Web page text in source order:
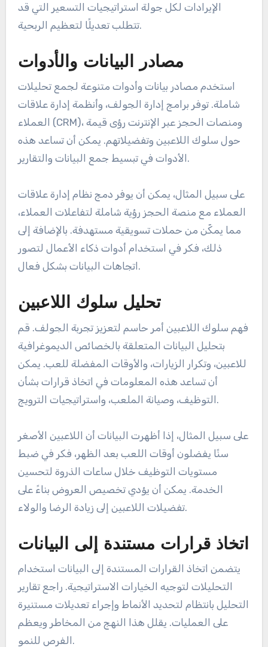
الإيرادات لكل جولة استراتيجيات التسعير التي قد
تتطلب تعديلًا لتعظيم الربحية.
مصادر البيانات والأدوات
استخدم مصادر بيانات وأدوات متنوعة لجمع تحليلات
شاملة. توفر برامج إدارة الجولف، وأنظمة إدارة علاقات
العملاء (CRM)، ومنصات الحجز عبر الإنترنت رؤى قيمة
حول سلوك اللاعبين وتفضيلاتهم. يمكن أن تساعد هذه
الأدوات في تبسيط جمع البيانات والتقارير.
على سبيل المثال، يمكن أن يوفر دمج نظام إدارة علاقات
العملاء مع منصة الحجز رؤية شاملة لتفاعلات العملاء،
مما يمكّن من حملات تسويقية مستهدفة. بالإضافة إلى
ذلك، فكر في استخدام أدوات ذكاء الأعمال لتصور
اتجاهات البيانات بشكل فعال.
تحليل سلوك اللاعبين
فهم سلوك اللاعبين أمر حاسم لتعزيز تجربة الجولف. قم
بتحليل البيانات المتعلقة بالخصائص الديموغرافية
للاعبين، وتكرار الزيارات، والأوقات المفضلة للعب. يمكن
أن تساعد هذه المعلومات في اتخاذ قرارات بشأن
التوظيف، وصيانة الملعب، واستراتيجيات الترويج.
على سبيل المثال، إذا أظهرت البيانات أن اللاعبين الأصغر
سنًا يفضلون أوقات اللعب بعد الظهر، فكر في ضبط
مستويات التوظيف خلال ساعات الذروة لتحسين
الخدمة. يمكن أن يؤدي تخصيص العروض بناءً على
تفضيلات اللاعبين إلى زيادة الرضا والولاء.
اتخاذ قرارات مستندة إلى البيانات
يتضمن اتخاذ القرارات المستندة إلى البيانات استخدام
التحليلات لتوجيه الخيارات الاستراتيجية. راجع تقارير
التحليل بانتظام لتحديد الأنماط وإجراء تعديلات مستنيرة
على العمليات. يقلل هذا النهج من المخاطر ويعظم
الفرص للنمو.